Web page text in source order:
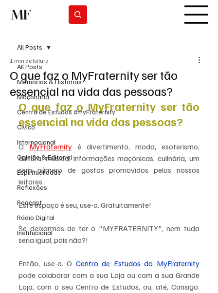
MF
All Posts
Memórias & Histórias
Maçonaria
Centro de Estudos #myFraternity
Cívico
Internacional
Opinião & Editorial
Espiritualidade
Reflexões
Podcast
Rádio Digital
Institucional
All Posts
O que faz o MyFraternity ser tão
essencial na vida das pessoas?
1 min de leitura
O que faz o MyFraternity ser tão
essencial na vida das pessoas?
O MyFraternity é divertimento, moda, esoterismo,
cultura, música, informações maçónicas, culinária, um
sem número de gostos promovidos pelos nossos
leitores.
Este espaço é seu, use-o. Gratuitamente!
Se deixarmos de ter o "MYFRATERNITY", nem tudo
seria igual, pois não?!
Então, use-o. O Centro de Estudos do MyFraternity
pode colaborar com a sua Loja ou com a sua Grande
Loja, com o seu Centro de Estudos, ou, até, Consigo.